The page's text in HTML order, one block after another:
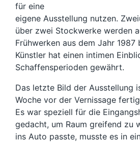
für eine
eigene Ausstellung nutzen.
über zwei Stockwerke werden
Frühwerken aus dem Jahr 1987
Künstler hat einen intimen
Schaffensperioden gewährt.
Das letzte Bild der Ausstellung
Woche vor der Vernissage
Es war speziell für die
gedacht, um Raum greifend zu
ins Auto passte, musste es in